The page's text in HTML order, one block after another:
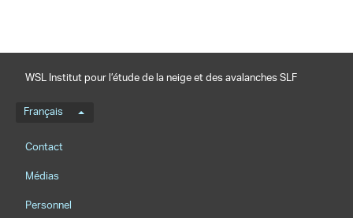
WSL Institut pour l’étude de la neige et des avalanches SLF
Menu de langue
Français
Footernavigation
Contact
Médias
Personnel